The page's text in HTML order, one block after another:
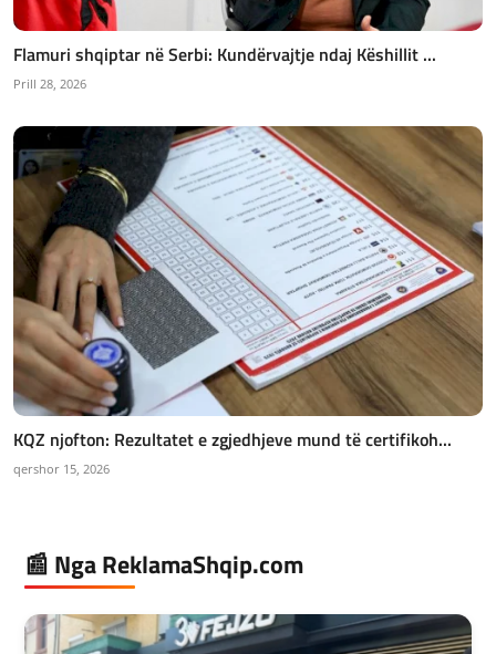
Flamuri shqiptar në Serbi: Kundërvajtje ndaj Këshillit ...
Prill 28, 2026
KQZ njofton: Rezultatet e zgjedhjeve mund të certifikoh...
qershor 15, 2026
📰 Nga ReklamaShqip.com